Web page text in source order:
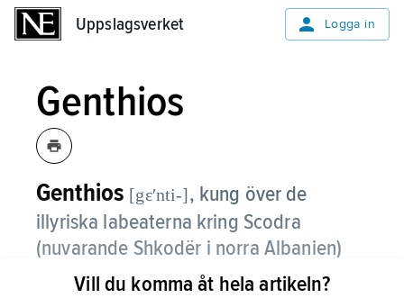
Uppslagsverket Logga in
Genthios
Genthios [gɛʹnti-], kung över de
illyriska labeaterna kring Scodra
(nuvarande Shkodër i norra Albanien)
180–168 f.Kr.
Vill du komma åt hela artikeln?